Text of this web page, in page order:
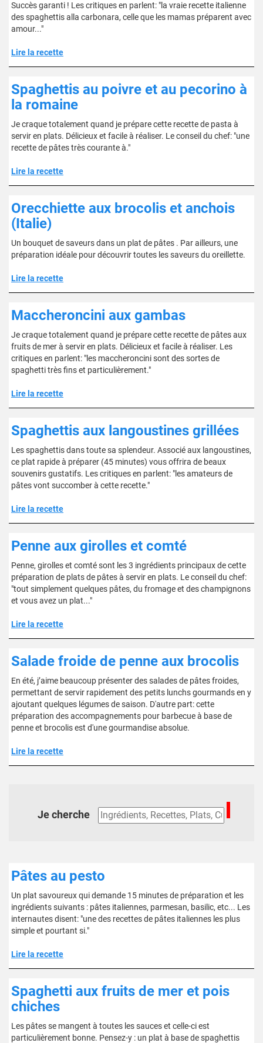
Succès garanti ! Les critiques en parlent: "la vraie recette italienne
des spaghettis alla carbonara, celle que les mamas préparent avec
amour..."
Lire la recette
Spaghettis au poivre et au pecorino à
la romaine
Je craque totalement quand je prépare cette recette de pasta à
servir en plats. Délicieux et facile à réaliser. Le conseil du chef: "une
recette de pâtes très courante à."
Lire la recette
Orecchiette aux brocolis et anchois
(Italie)
Un bouquet de saveurs dans un plat de pâtes . Par ailleurs, une
préparation idéale pour découvrir toutes les saveurs du oreillette.
Lire la recette
Maccheroncini aux gambas
Je craque totalement quand je prépare cette recette de pâtes aux
fruits de mer à servir en plats. Délicieux et facile à réaliser. Les
critiques en parlent: "les maccheroncini sont des sortes de
spaghetti très fins et particulièrement."
Lire la recette
Spaghettis aux langoustines grillées
Les spaghettis dans toute sa splendeur. Associé aux langoustines,
ce plat rapide à préparer (45 minutes) vous offrira de beaux
souvenirs gustatifs. Les critiques en parlent: "les amateurs de
pâtes vont succomber à cette recette."
Lire la recette
Penne aux girolles et comté
Penne, girolles et comté sont les 3 ingrédients principaux de cette
préparation de plats de pâtes à servir en plats. Le conseil du chef:
"tout simplement quelques pâtes, du fromage et des champignons
et vous avez un plat..."
Lire la recette
Salade froide de penne aux brocolis
En été, j’aime beaucoup présenter des salades de pâtes froides,
permettant de servir rapidement des petits lunchs gourmands en y
ajoutant quelques légumes de saison. D'autre part: cette
préparation des accompagnements pour barbecue à base de
penne et brocolis est d'une gourmandise absolue.
Lire la recette
Je cherche
Pâtes au pesto
Un plat savoureux qui demande 15 minutes de préparation et les
ingrédients suivants : pâtes italiennes, parmesan, basilic, etc... Les
internautes disent: "une des recettes de pâtes italiennes les plus
simple et pourtant si."
Lire la recette
Spaghetti aux fruits de mer et pois
chiches
Les pâtes se mangent à toutes les sauces et celle-ci est
particulièrement bonne. Pensez-y : un plat à base de spaghettis